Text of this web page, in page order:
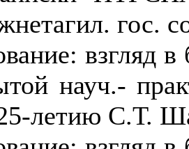
гос.
взгляд
науч.-
летию С.Т.